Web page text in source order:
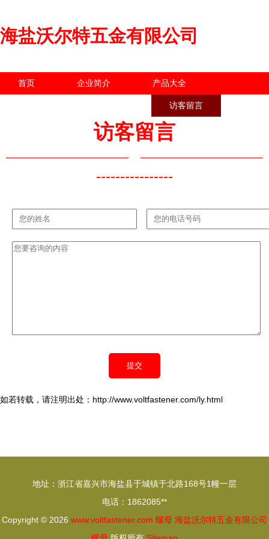
海盐沃尔特五金有限公司
首页 企业简介 产品大全
访客留言
访客留言
----------------
如若转载，请注明出处：http://www.voltfastener.com/ly.html
地址：浙江省嘉兴市海盐县于城镇于北路168号1幢一层
电话：1862085**
Copyright © 2026 www.voltfastener.com 螺母 海盐沃尔特五金有限公司